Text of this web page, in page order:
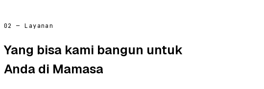
02 — Layanan
Yang bisa kami bangun untuk
Anda di Mamasa